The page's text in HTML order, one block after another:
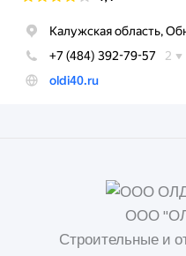
ООО
Строительные и